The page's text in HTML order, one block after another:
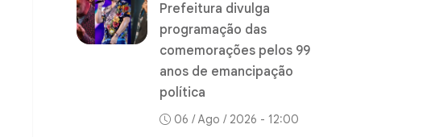
Prefeitura divulga
programação das
comemorações pelos 99
anos de emancipação
política
06 / Ago / 2026 - 12:00